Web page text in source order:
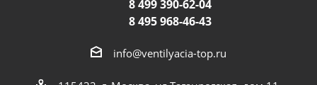
8 499 390-62-04
8 495 968-46-43
info@ventilyacia-top.ru